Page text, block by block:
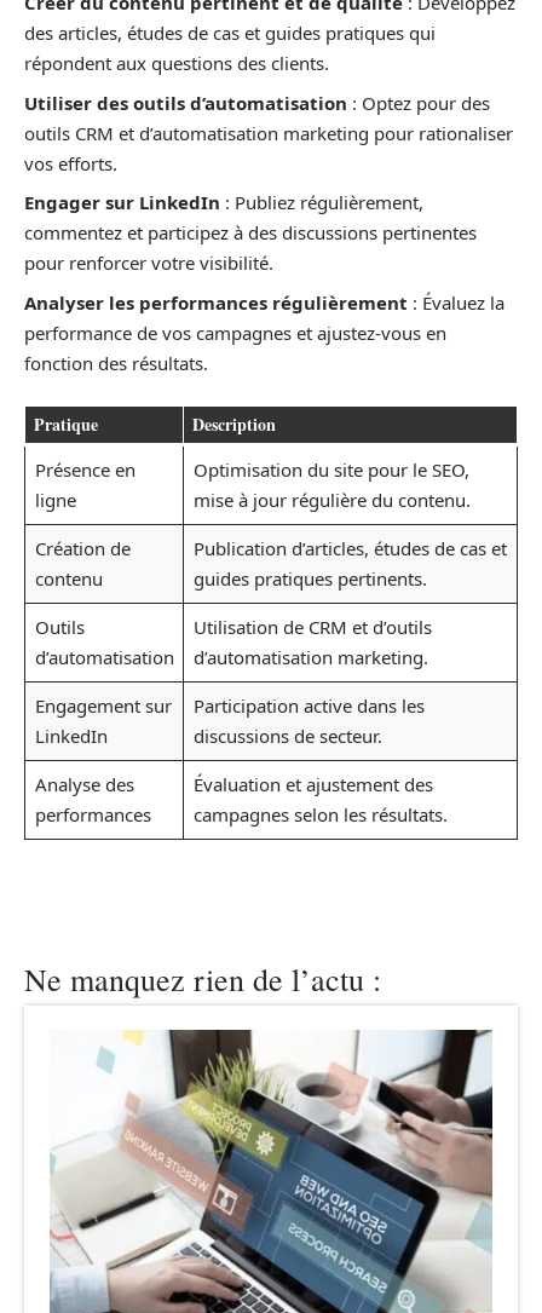
des articles, études de cas et guides pratiques qui
répondent aux questions des clients.
Utiliser des outils d’automatisation : Optez pour des
outils CRM et d’automatisation marketing pour rationaliser
vos efforts.
Engager sur LinkedIn : Publiez régulièrement,
commentez et participez à des discussions pertinentes
pour renforcer votre visibilité.
Analyser les performances régulièrement : Évaluez la
performance de vos campagnes et ajustez-vous en
fonction des résultats.
Pratique Description
Présence en
ligne
Optimisation du site pour le SEO,
mise à jour régulière du contenu.
Création de
contenu
Publication d’articles, études de cas et
guides pratiques pertinents.
Outils
d’automatisation
Utilisation de CRM et d’outils
d’automatisation marketing.
Engagement sur
LinkedIn
Participation active dans les
discussions de secteur.
Analyse des
performances
Évaluation et ajustement des
campagnes selon les résultats.
Ne manquez rien de l’actu :